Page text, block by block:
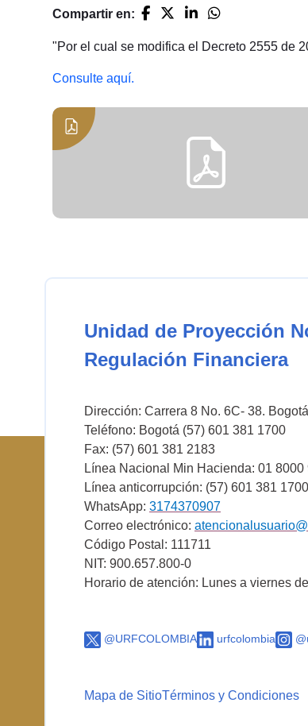
Compartir en:
"Por el cual se modifica el Decreto 2555 de
Consulte aquí.
Unidad de Proyección
Regulación Financiera
Dirección: Carrera 8 No. 6C- 38.
Teléfono: Bogotá (57) 601 381 1700
Fax: (57) 601 381 2183
Línea Nacional Min Hacienda: 01 8000
Línea anticorrupción: (57) 601 381
WhatsApp: 3174370907
Correo electrónico:
Código Postal: 111711
NIT: 900.657.800-0
Horario de atención: Lunes a viernes
@URFCOLOMBIA urfcolombia
Mapa de SitioTérminos y Condiciones